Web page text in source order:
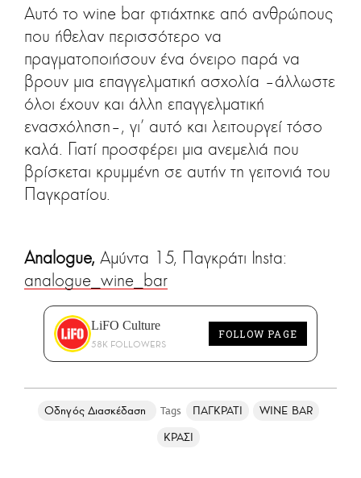
Αυτό το wine bar φτιάχτηκε από ανθρώπους
που ήθελαν περισσότερο να
πραγματοποιήσουν ένα όνειρο παρά να
βρουν μια επαγγελματική ασχολία –άλλωστε
όλοι έχουν και άλλη επαγγελματική
ενασχόληση–, γι’ αυτό και λειτουργεί τόσο
καλά. Γιατί προσφέρει μια ανεμελιά που
βρίσκεται κρυμμένη σε αυτήν τη γειτονιά του
Παγκρατίου.
Analogue, Αμύντα 15, Παγκράτι Insta:
analogue_wine_bar
LiFO Culture
58K FOLLOWERS
FOLLOW PAGE
Οδηγός Διασκέδαση ΠΑΓΚΡΑΤΙ
WINE BAR
ΚΡΑΣΙ